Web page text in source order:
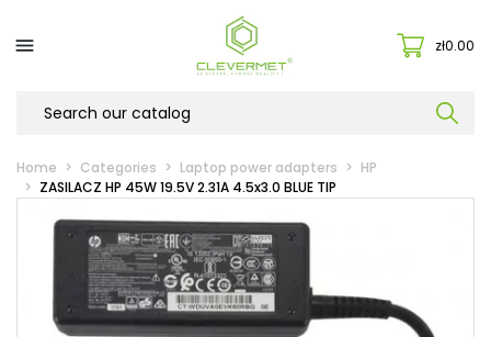
 zł0.00
Home Categories Laptop power adapters
HP
ZASILACZ HP 45W 19.5V 2.31A 4.5x3.0 BLUE TIP